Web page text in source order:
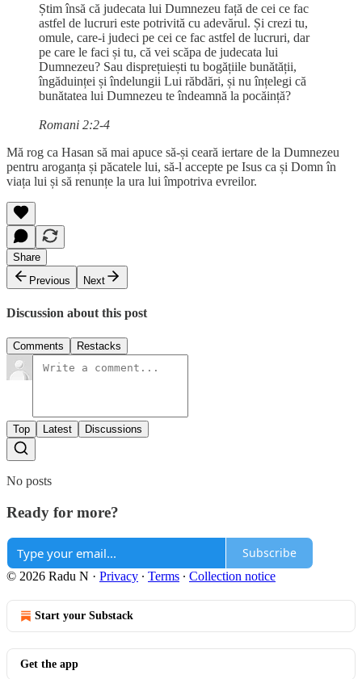
Știm însă că judecata lui Dumnezeu față de cei ce fac
astfel de lucruri este potrivită cu adevărul. Și crezi tu,
omule, care-i judeci pe cei ce fac astfel de lucruri, dar
pe care le faci și tu, că vei scăpa de judecata lui
Dumnezeu? Sau disprețuiești tu bogățiile bunătății,
îngăduinței și îndelungii Lui răbdări, și nu înțelegi că
bunătatea lui Dumnezeu te îndeamnă la pocăință?
Romani 2:2-4
Mă rog ca Hasan să mai apuce să-și ceară iertare de la Dumnezeu
pentru aroganța și păcatele lui, să-l accepte pe Isus ca și Domn în
viața lui și să renunțe la ura lui împotriva evreilor.
Share
Previous
Next
Discussion about this post
Comments Restacks
Top Latest Discussions
No posts
Ready for more?
Subscribe
© 2026 Radu N · Privacy ∙ Terms ∙ Collection notice
Start your Substack
Get the app